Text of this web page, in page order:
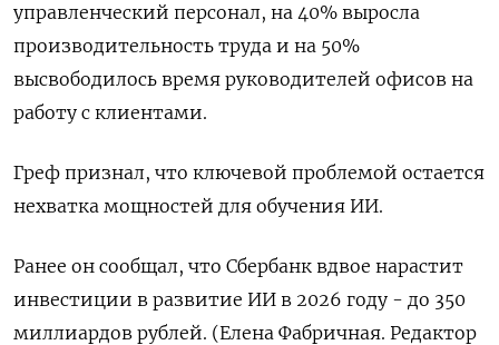
управленческий персонал, на 40% выросла
производительность труда и на 50%
высвободилось время руководителей ‌офисов на
работу с клиентами.
Греф признал, что ключевой проблемой остается
нехватка мощностей для обучения ИИ.
Ранее он ​сообщал, что Сбербанк вдвое нарастит
инвестиции в развитие ИИ в 2026 ‌году - до 350
миллиардов рублей. (Елена Фабричная. Редактор